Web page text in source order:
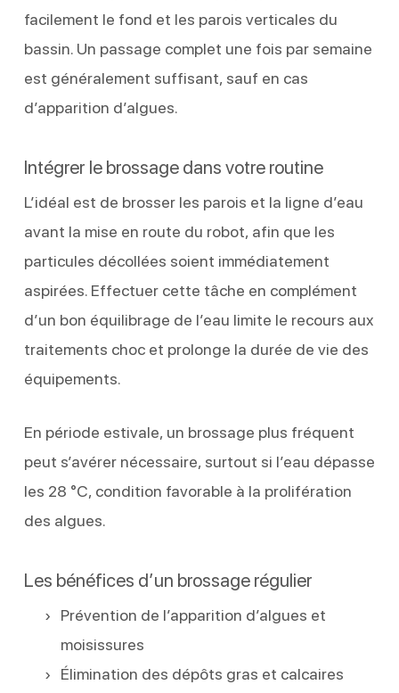
facilement le fond et les parois verticales du
bassin. Un passage complet une fois par semaine
est généralement suffisant, sauf en cas
d’apparition d’algues.
Intégrer le brossage dans votre routine
L’idéal est de brosser les parois et la ligne d’eau
avant la mise en route du robot, afin que les
particules décollées soient immédiatement
aspirées. Effectuer cette tâche en complément
d’un bon équilibrage de l’eau limite le recours aux
traitements choc et prolonge la durée de vie des
équipements.
En période estivale, un brossage plus fréquent
peut s’avérer nécessaire, surtout si l’eau dépasse
les 28 °C, condition favorable à la prolifération
des algues.
Les bénéfices d’un brossage régulier
Prévention de l’apparition d’algues et
moisissures
Élimination des dépôts gras et calcaires